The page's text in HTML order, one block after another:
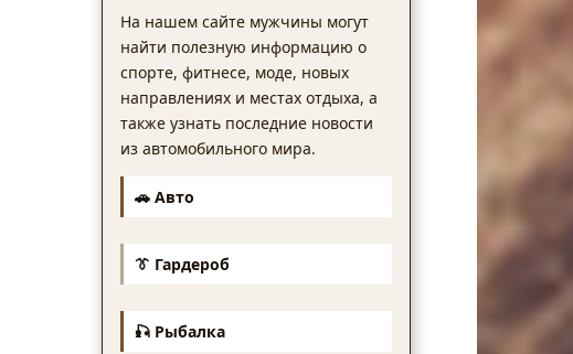
На нашем сайте мужчины могут
найти полезную информацию о
спорте, фитнесе, моде, новых
направлениях и местах отдыха, а
также узнать последние новости
из автомобильного мира.
🚗 Авто
👔 Гардероб
🎣 Рыбалка